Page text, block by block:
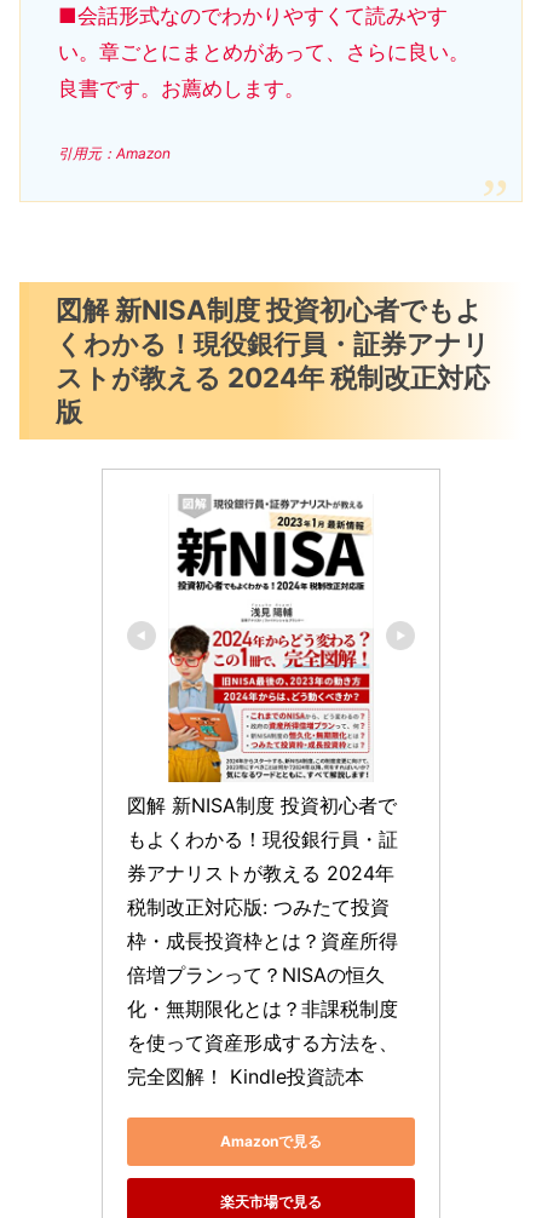
■会話形式なのでわかりやすくて読みやす
い。章ごとにまとめがあって、さらに良い。
良書です。お薦めします。
引用元：Amazon
図解 新NISA制度 投資初心者でもよ
くわかる！現役銀行員・証券アナリ
ストが教える 2024年 税制改正対応
版
図解 新NISA制度 投資初心者で
もよくわかる！現役銀行員・証
券アナリストが教える 2024年
税制改正対応版: つみたて投資
枠・成長投資枠とは？資産所得
倍増プランって？NISAの恒久
化・無期限化とは？非課税制度
を使って資産形成する方法を、
完全図解！ Kindle投資読本
Amazonで見る
楽天市場で見る